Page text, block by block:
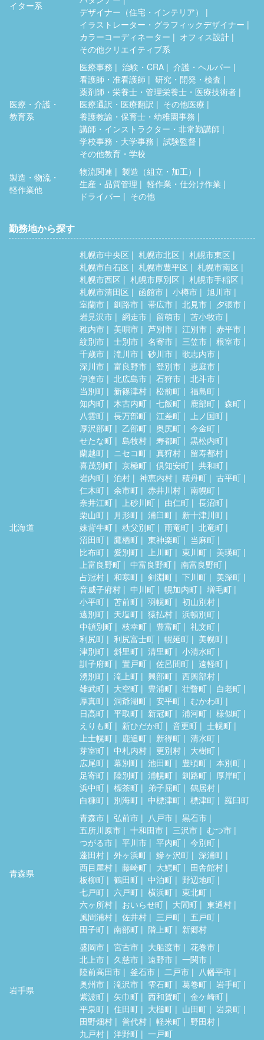
イター系
デザイナー（住宅・インテリア）
イラストレーター・グラフィックデザイナー
カラーコーディネーター
オフィス設計
その他クリエイティブ系
医療・介護・
教育系
医療事務 治験・CRA
介護・ヘルパー
看護師・准看護師
研究・開発・検査
薬剤師・栄養士・管理栄養士・医療技術者
医療通訳・医療翻訳
その他医療
養護教諭・保育士・幼稚園事務
講師・インストラクター・非常勤講師
学校事務・大学事務
試験監督
その他教育・学校
製造・物流・
軽作業他
物流関連
製造（組立・加工）
生産・品質管理
軽作業・仕分け作業
ドライバー
その他
勤務地から探す
北海道
札幌市中央区 札幌市北区
札幌市東区
札幌市白石区
札幌市豊平区
札幌市南区
札幌市西区
札幌市厚別区
札幌市手稲区
札幌市清田区
函館市 小樽市
旭川市
室蘭市
釧路市 帯広市 北見市
夕張市
岩見沢市
網走市 留萌市
苫小牧市
稚内市
美唄市 芦別市 江別市
赤平市
紋別市
士別市 名寄市 三笠市
根室市
千歳市
滝川市 砂川市
歌志内市
深川市
富良野市 登別市
恵庭市
伊達市
北広島市 石狩市
北斗市
当別町
新篠津村 松前町
福島町
知内町
木古内町 七飯町 鹿部町
森町
八雲町
長万部町 江差町
上ノ国町
厚沢部町
乙部町 奥尻町
今金町
せたな町
島牧村 寿都町
黒松内町
蘭越町
ニセコ町 真狩村
留寿都村
喜茂別町
京極町 倶知安町
共和町
岩内町
泊村 神恵内村 積丹町
古平町
仁木町
余市町 赤井川村
南幌町
奈井江町
上砂川町 由仁町
長沼町
栗山町
月形町 浦臼町
新十津川町
妹背牛町
秩父別町 雨竜町
北竜町
沼田町
鷹栖町 東神楽町
当麻町
比布町
愛別町 上川町 東川町
美瑛町
上富良野町
中富良野町
南富良野町
占冠村
和寒町 剣淵町 下川町
美深町
音威子府村
中川町 幌加内町
増毛町
小平町
苫前町 羽幌町
初山別村
遠別町
天塩町 猿払村
浜頓別町
中頓別町
枝幸町 豊富町
礼文町
利尻町
利尻富士町 幌延町
美幌町
津別町
斜里町 清里町
小清水町
訓子府町
置戸町 佐呂間町
遠軽町
湧別町
滝上町 興部町
西興部村
雄武町
大空町 豊浦町 壮瞥町
白老町
厚真町
洞爺湖町 安平町
むかわ町
日高町
平取町 新冠町 浦河町
様似町
えりも町
新ひだか町 音更町
士幌町
上士幌町
鹿追町 新得町
清水町
芽室町
中札内村 更別村
大樹町
広尾町
幕別町 池田町 豊頃町
本別町
足寄町
陸別町 浦幌町 釧路町
厚岸町
浜中町
標茶町 弟子屈町
鶴居村
白糠町
別海町 中標津町 標津町 羅臼町
青森県
青森市 弘前市 八戸市
黒石市
五所川原市
十和田市 三沢市
むつ市
つがる市
平川市 平内町
今別町
蓬田村
外ヶ浜町 鰺ヶ沢町
深浦町
西目屋村
藤崎町 大鰐町
田舎館村
板柳町
鶴田町 中泊町
野辺地町
七戸町
六戸町 横浜町
東北町
六ヶ所村
おいらせ町 大間町
東通村
風間浦村
佐井村 三戸町
五戸町
田子町
南部町 階上町 新郷村
岩手県
盛岡市 宮古市 大船渡市
花巻市
北上市
久慈市 遠野市
一関市
陸前高田市
釜石市 二戸市
八幡平市
奥州市
滝沢市 雫石町 葛巻町
岩手町
紫波町
矢巾町 西和賀町
金ケ崎町
平泉町
住田町 大槌町 山田町
岩泉町
田野畑村
普代村 軽米町
野田村
九戸村
洋野町 一戸町